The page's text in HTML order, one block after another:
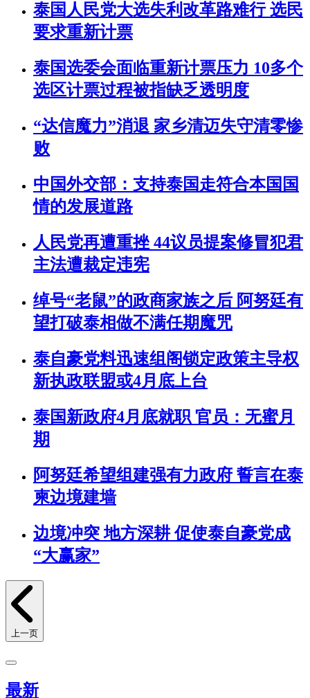
泰国人民党大选失利改革路难行 选民
要求重新计票
泰国选委会面临重新计票压力 10多个
选区计票过程被指缺乏透明度
“达信魔力”消退 家乡清迈失守清零惨
败
中国外交部：支持泰国走符合本国国
情的发展道路
人民党再遭重挫 44议员提案修冒犯君
主法遭裁定违宪
绰号“老鼠”的政商家族之后 阿努廷有
望打破泰相做不满任期魔咒
泰自豪党料迅速组阁锁定政策主导权
新执政联盟或4月底上台
泰国新政府4月底就职 官员：无蜜月
期
阿努廷希望组建强有力政府 誓言在泰
柬边境建墙
边境冲突 地方深耕 促使泰自豪党成
“大赢家”
上一页
最新